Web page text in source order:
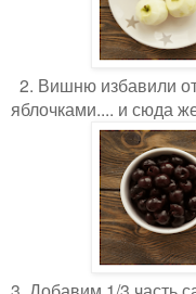
2. Вишню избавили
яблочками.... и сюда